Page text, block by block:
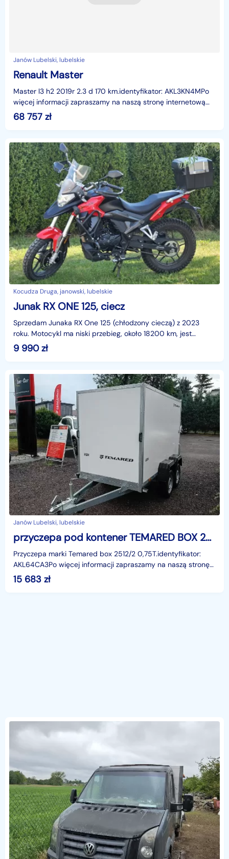
Janów Lubelski, lubelskie
Renault Master
Master l3 h2 2019r 2.3 d 170 km.identyfikator: AKL3KN4MPo
więcej informacji zapraszamy na naszą stronę internetową
eurocarjanowlubelski.pl
68 757 zł
Kocudza Druga, janowski, lubelskie
Junak RX ONE 125, ciecz
Sprzedam Junaka RX One 125 (chłodzony cieczą) z 2023
roku. Motocykl ma niski przebieg, około 18200 km, jest
zadbany i gotowy do jazdy. Wyposażony w kufer centra
9 990zł
Janów Lubelski, lubelskie
przyczepa pod kontener TEMARED BOX 2512/2 0,75T TEMARED BOX 2512/2 0,75T TEMARED BOX 2512/2 0,75T
Przyczepa marki Temared box 2512/2 0,75T.identyfikator:
AKL64CA3Po więcej informacji zapraszamy na naszą stronę
internetową eurocarjanowlubelski.pl
15 683 zł